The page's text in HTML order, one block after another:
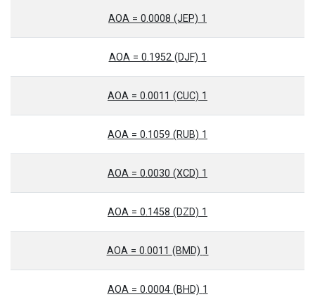
1 AOA = 0.0008 (JEP)
1 AOA = 0.1952 (DJF)
1 AOA = 0.0011 (CUC)
1 AOA = 0.1059 (RUB)
1 AOA = 0.0030 (XCD)
1 AOA = 0.1458 (DZD)
1 AOA = 0.0011 (BMD)
1 AOA = 0.0004 (BHD)